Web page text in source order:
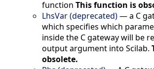
function This function is
LhsVar (deprecated)—a C
which specifies which
inside the C gateway will be
output argument into Scilab.
obsolete.